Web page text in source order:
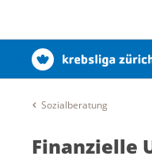
Sozialberatung
Finanzielle